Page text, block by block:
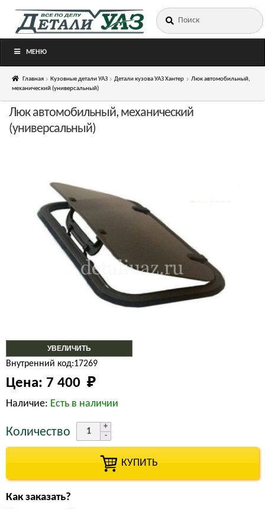
Перейти
Перейти
Искать:
МЕНЮ
Главная Кузовные детали УАЗ Детали кузова УАЗ Хантер
Люк автомобильный,
механический (универсальный)
УВЕЛИЧИТЬ
Люк автомобильный, механический
(универсальный)
Внутренний код:17269
Цена: 7 400 ₽
Наличие: Есть в наличии
Количество
КУПИТЬ
Как заказать?